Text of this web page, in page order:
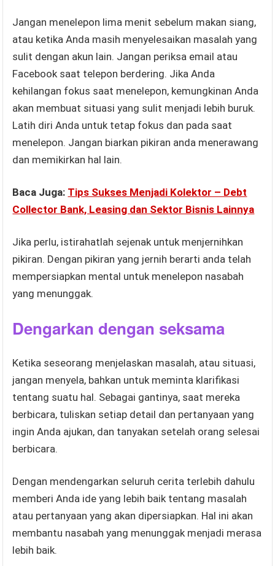
Jangan menelepon lima menit sebelum makan siang,
atau ketika Anda masih menyelesaikan masalah yang
sulit dengan akun lain. Jangan periksa email atau
Facebook saat telepon berdering. Jika Anda
kehilangan fokus saat menelepon, kemungkinan Anda
akan membuat situasi yang sulit menjadi lebih buruk.
Latih diri Anda untuk tetap fokus dan pada saat
menelepon. Jangan biarkan pikiran anda menerawang
dan memikirkan hal lain.
Baca Juga: Tips Sukses Menjadi Kolektor – Debt
Collector Bank, Leasing dan Sektor Bisnis Lainnya
Jika perlu, istirahatlah sejenak untuk menjernihkan
pikiran. Dengan pikiran yang jernih berarti anda telah
mempersiapkan mental untuk menelepon nasabah
yang menunggak.
Dengarkan dengan seksama
Ketika seseorang menjelaskan masalah, atau situasi,
jangan menyela, bahkan untuk meminta klarifikasi
tentang suatu hal. Sebagai gantinya, saat mereka
berbicara, tuliskan setiap detail dan pertanyaan yang
ingin Anda ajukan, dan tanyakan setelah orang selesai
berbicara.
Dengan mendengarkan seluruh cerita terlebih dahulu
memberi Anda ide yang lebih baik tentang masalah
atau pertanyaan yang akan dipersiapkan. Hal ini akan
membantu nasabah yang menunggak menjadi merasa
lebih baik.